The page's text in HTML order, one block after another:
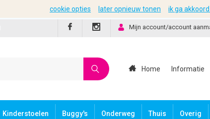
Mijn account/account
Home Informatie
Kinderstoelen Buggy's Onderweg Thuis Overig
cookie opties later opnieuw tonen ik ga